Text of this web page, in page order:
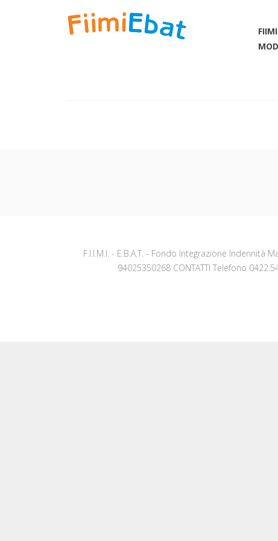
F.I.I.M.I. - E.B.A.T. - Fondo Integrazione Indennità
94025350268 CONTATTI Telefono